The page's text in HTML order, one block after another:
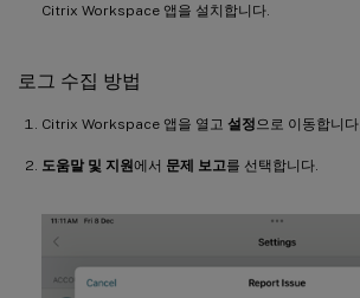
Citrix Workspace 앱을 설치합니다.
로그 수집 방법
Citrix Workspace 앱을 열고 설정 으로 이동합니다.
도움말 및 지원에서 문제 보고를 선택합니다.